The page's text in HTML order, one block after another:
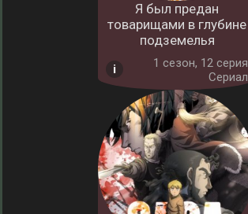
Я был предан
товарищами в глубине
подземелья
1 cезон, 12 серия
Сериал